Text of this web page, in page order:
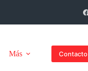
Más Contacto